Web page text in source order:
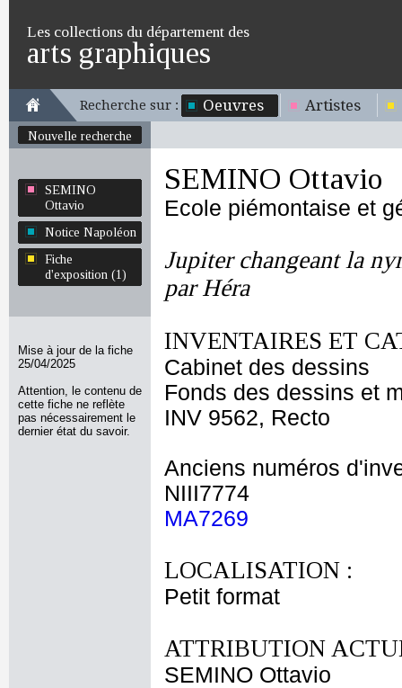
Les collections du département des
arts graphiques
Recherche sur : Oeuvres Artistes
Nouvelle recherche
SEMINO
Ottavio
Notice Napoléon
Fiche
d'exposition (1)
Mise à jour de la fiche
25/04/2025
Attention, le contenu de
cette fiche ne reflète
pas nécessairement le
dernier état du savoir.
SEMINO Ottavio
Ecole piémontaise et
Jupiter changeant la
par Héra
INVENTAIRES ET
Cabinet des dessins
Fonds des dessins et
INV 9562, Recto
Anciens numéros
NIII7774
MA7269
LOCALISATION :
Petit format
ATTRIBUTION
SEMINO Ottavio